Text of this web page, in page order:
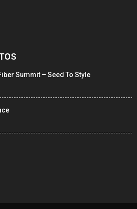
Summit – Seed To Style